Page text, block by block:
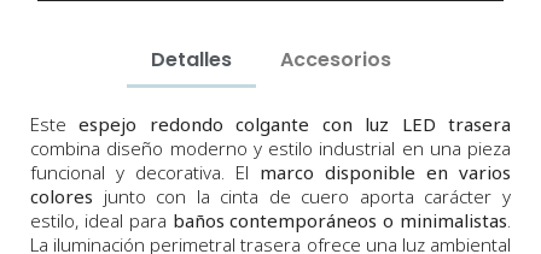
Detalles Accesorios
Esteespejo redondo colgante con luz LED trasera
combina diseño moderno y estilo industrial en una pieza
funcional y decorativa. El marco disponible en varios
colores junto con la cinta de cuero aporta carácter y
estilo, ideal para baños contemporáneos o minimalistas
La iluminación perimetral trasera ofrece una luz ambiental